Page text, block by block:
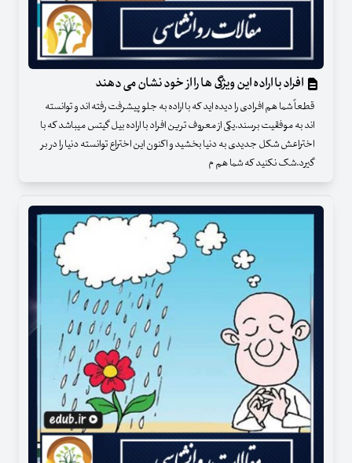
افراد با اراده این ویژگی ها را از خود نشان می دهند
قطعاً شما هم افرادی را دیده اید که با اراده به جلو پیشرفت رفته اند و توانسته
اند به موفقیت برسند.یکی از معروف ترین افراد با اراده بیل گیتس میباشد که با
اختراعش شکل جدیدی به دنیا بخشید و اکنون این اختراع توانسته دنیا را در بر
گیرد.شک نکنید که شما هم م